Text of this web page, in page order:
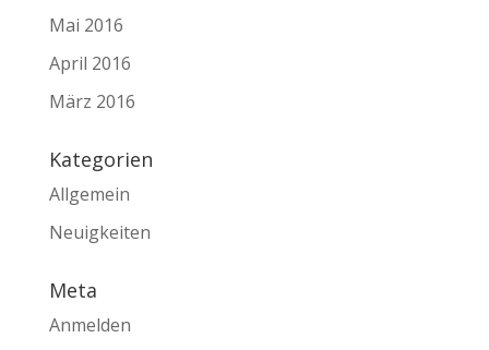
Mai 2016
April 2016
März 2016
Kategorien
Allgemein
Neuigkeiten
Meta
Anmelden